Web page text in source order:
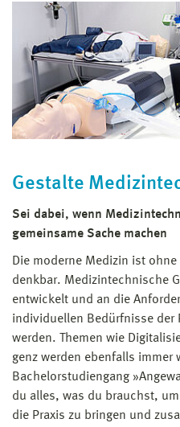
Nachweis des
Vorbildung, die im
Vorpommern als
oder
Bestehen einer
ohne Hochschul-
nach mindestens
Tätigkeit in einem
angestrebten
Bestehen einer
Fortbildung zum
Berufsbildungsgesetz
Handwerksordnung
Fassung
Modulhandbuch
Gestalte
Sei dabei, wenn
gemeinsame Sache machen
Die moderne Medizin ist
denkbar. Medizintechnische
entwickelt und an die
indi­vi­duellen Bedürfnisse der
werden. Themen wie
genz werden ebenfalls immer
Bachelorstudiengang
du alles, was du brauchst,
die Praxis zu bringen und